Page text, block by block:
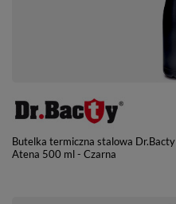
Butelka termiczna stalowa Dr.Bacty
Atena 500 ml - Czarna